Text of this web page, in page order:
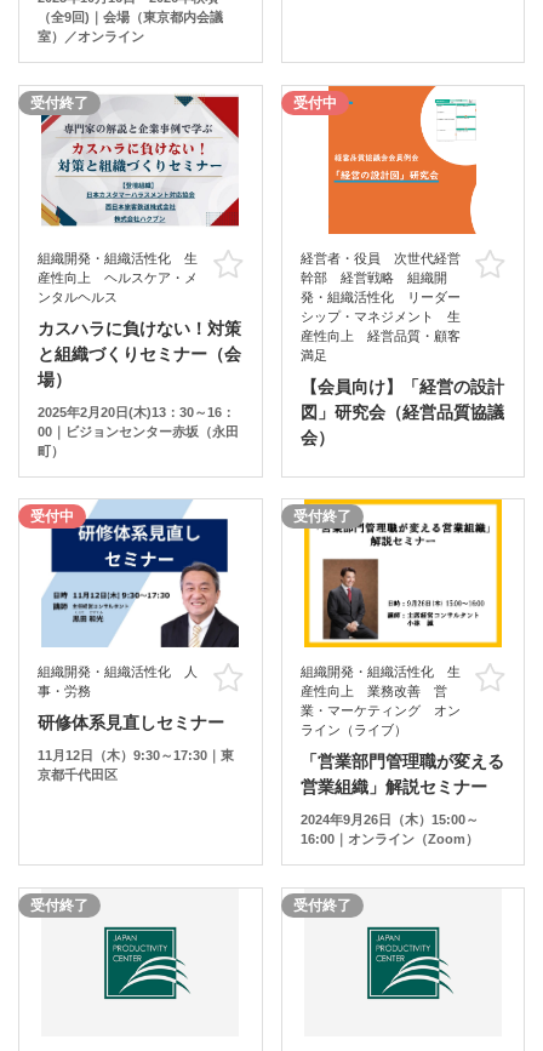
（全9回)｜会場（東京都内会議
室）／オンライン
受付終了
組織開発・組織活性化 生
産性向上 ヘルスケア・メ
ンタルヘルス
お気に入り
カスハラに負けない！対策
と組織づくりセミナー（会
場）
2025年2月20日(木)13：30～16：
00｜ビジョンセンター赤坂（永田
町）
受付中
経営者・役員 次世代経営
幹部 経営戦略 組織開
発・組織活性化 リーダー
シップ・マネジメント 生
産性向上 経営品質・顧客
満足
【会員向け】「経営の設計
図」研究会（経営品質協議
会）
受付中
組織開発・組織活性化 人
事・労務
お気に入り
研修体系見直しセミナー
11月12日（木）9:30～17:30｜東
京都千代田区
受付終了
組織開発・組織活性化 生
産性向上 業務改善 営
業・マーケティング オン
ライン（ライブ）
「営業部門管理職が変える
営業組織」解説セミナー
2024年9月26日（木）15:00～
16:00｜オンライン（Zoom）
受付終了 受付終了